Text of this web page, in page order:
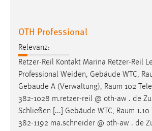
OTH Professional
Relevanz:
Retzer-Reil Kontakt Marina Retzer-Reil
Professional Weiden, Gebäude WTC,
Gebäude A (Verwaltung), Raum 102
382-1028 m.retzer-reil @ oth-aw . de
Schließen [...] Gebäude WTC, Raum
382-1192 ma.schneider @ oth-aw . de